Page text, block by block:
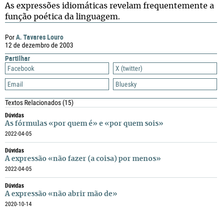
PorA. Tavares Louro
12 de dezembro de 2003
Partilhar
Facebook
X (twitter)
Email
Bluesky
Textos Relacionados(15)
Dúvidas
As fórmulas «por quem é» e «por quem sois»
2022-04-05
Dúvidas
A expressão «não fazer (a coisa) por menos»
2022-04-05
Dúvidas
A expressão «não abrir mão de»
2020-10-14
As expressões idiomáticas revelam frequentemente a
função poética da linguagem.